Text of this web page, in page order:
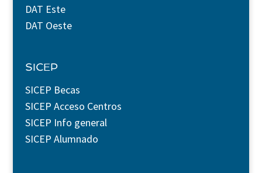
DAT Este
DAT Oeste
SICEP
SICEP Becas
SICEP Acceso Centros
SICEP Info general
SICEP Alumnado